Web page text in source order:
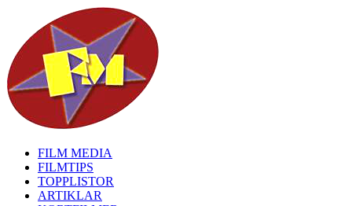
FILM MEDIA
FILMTIPS
TOPPLISTOR
ARTIKLAR